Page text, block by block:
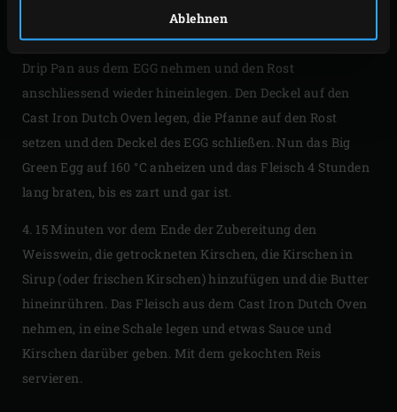
Ablehnen
legen. So viel von der Marinade hinzugeben,
bis das Fleisch zur Hälfte darin steht. Den Rost und die
Drip Pan aus dem EGG nehmen und den Rost
anschliessend wieder hineinlegen. Den Deckel auf den
Cast Iron Dutch Oven legen, die Pfanne auf den Rost
setzen und den Deckel des EGG schließen. Nun das Big
Green Egg auf 160 °C anheizen und das Fleisch 4 Stunden
lang braten, bis es zart und gar ist.
4. 15 Minuten vor dem Ende der Zubereitung den
Weisswein, die getrockneten Kirschen, die Kirschen in
Sirup (oder frischen Kirschen) hinzufügen und die Butter
hineinrühren. Das Fleisch aus dem Cast Iron Dutch Oven
nehmen, in eine Schale legen und etwas Sauce und
Kirschen darüber geben. Mit dem gekochten Reis
servieren.